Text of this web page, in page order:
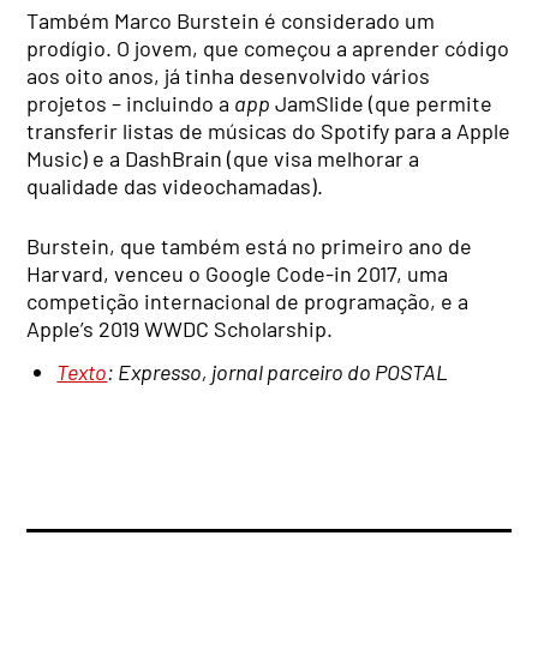
Também Marco Burstein é considerado um
prodígio. O jovem, que começou a aprender código
aos oito anos, já tinha desenvolvido vários
projetos – incluindo a app JamSlide (que permite
transferir listas de músicas do Spotify para a Apple
Music) e a DashBrain (que visa melhorar a
qualidade das videochamadas).
Burstein, que também está no primeiro ano de
Harvard, venceu o Google Code-in 2017, uma
competição internacional de programação, e a
Apple’s 2019 WWDC Scholarship.
Texto: Expresso, jornal parceiro do POSTAL